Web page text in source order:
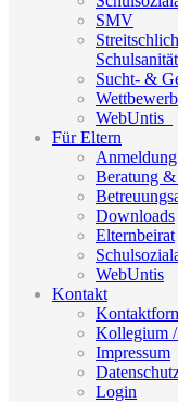
SMV
Sucht- &
WebUntis_
Für Eltern
Anmeldung
Beratung
Downloads
Elternbeirat
WebUntis
Kontakt
Kollegium
Impressum
Login